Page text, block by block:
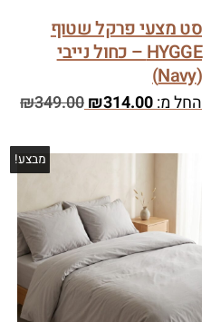
סט מצעי פרקל שטוף
HYGGE – כחול נייבי
(Navy)
החל מ: ₪314.00
₪349.00
מבצע!